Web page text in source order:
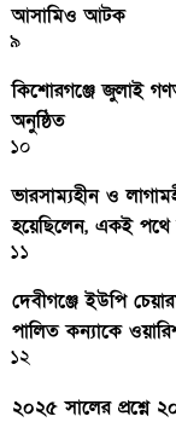
আসামিও আটক
৯
কিশোরগঞ্জে জুলাই
অনুষ্ঠিত
১০
ভারসাম্যহীন ও
হয়েছিলেন, একই পথে
১১
দেবীগঞ্জে ইউপি
পালিত কন্যাকে
১২
২০২৫ সালের প্রশ্নে